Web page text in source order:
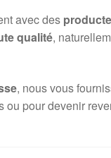
avec des
qualité,
, nous vous
ou pour devenir